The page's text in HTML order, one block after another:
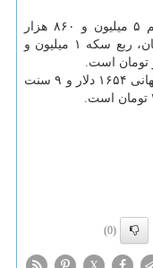
قیمت هر سكه تمام بهار آزادی طرح قدیم ۵ میلیون و ۸۶۰ هزار
تومان، نیم سكه ۲ میلیون و ۹۷۰ هزار تومان، ربع سكه ۱ میلیون و
امروز همینطور هر اونس طلا در بازارهای جهانی ۱۶۵۴ دلار و ۹ سنت
(0)